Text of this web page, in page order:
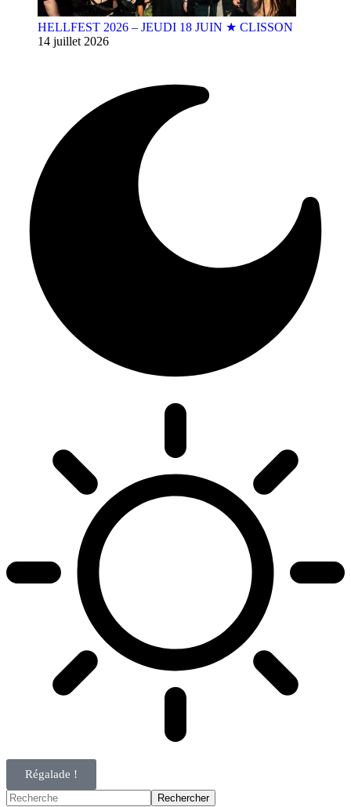
HELLFEST 2026 – JEUDI 18 JUIN ★ CLISSON
14 juillet 2026
Régalade !